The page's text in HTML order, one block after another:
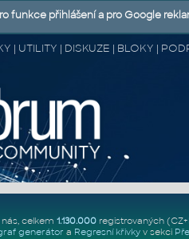
| UTILITY | DISKUZE | BLOKY |
celkem 1.130.000registrovaných
generátor a Regresní křivkyv sekci
funkce přihlášení a pro Google